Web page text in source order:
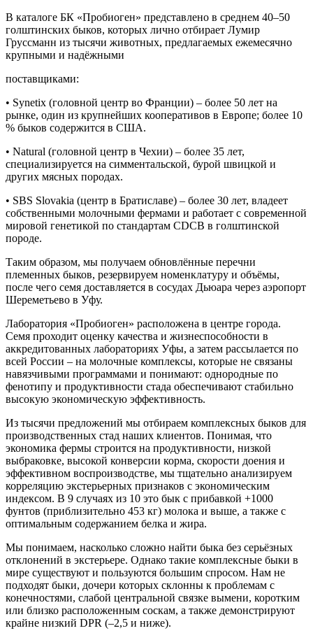
В каталоге БК «Пробиоген» представлено в среднем 40–50
голштинских быков, которых лично отбирает Лумир
Груссманн из тысячи животных, предлагаемых ежемесячно
крупными и надёжными
поставщиками:
• Synetix (головной центр во Франции) – более 50 лет на
рынке, один из крупнейших кооперативов в Европе; более 10
% быков содержится в США.
• Natural (головной центр в Чехии) – более 35 лет,
специализируется на симментальской, бурой швицкой и
других мясных породах.
• SBS Slovakia (центр в Братиславе) – более 30 лет, владеет
собственными молочными фермами и работает с современной
мировой генетикой по стандартам CDCB в голштинской
породе.
Таким образом, мы получаем обновлённые перечни
племенных быков, резервируем номенклатуру и объёмы,
после чего семя доставляется в сосудах Дьюара через аэропорт
Шереметьево в Уфу.
Лаборатория «Пробиоген» расположена в центре города.
Семя проходит оценку качества и жизнеспособности в
аккредитованных лабораториях Уфы, а затем рассылается по
всей России – на молочные комплексы, которые не связаны
навязчивыми программами и понимают: однородные по
фенотипу и продуктивности стада обеспечивают стабильно
высокую экономическую эффективность.
Из тысячи предложений мы отбираем комплексных быков для
производственных стад наших клиентов. Понимая, что
экономика фермы строится на продуктивности, низкой
выбраковке, высокой конверсии корма, скорости доения и
эффективном воспроизводстве, мы тщательно анализируем
корреляцию экстерьерных признаков с экономическим
индексом. В 9 случаях из 10 это бык с прибавкой +1000
фунтов (приблизительно 453 кг) молока и выше, а также с
оптимальным содержанием белка и жира.
Мы понимаем, насколько сложно найти быка без серьёзных
отклонений в экстерьере. Однако такие комплексные быки в
мире существуют и пользуются большим спросом. Нам не
подходят быки, дочери которых склонны к проблемам с
конечностями, слабой центральной связке вымени, коротким
или близко расположенным соскам, а также демонстрируют
крайне низкий DPR (–2,5 и ниже).